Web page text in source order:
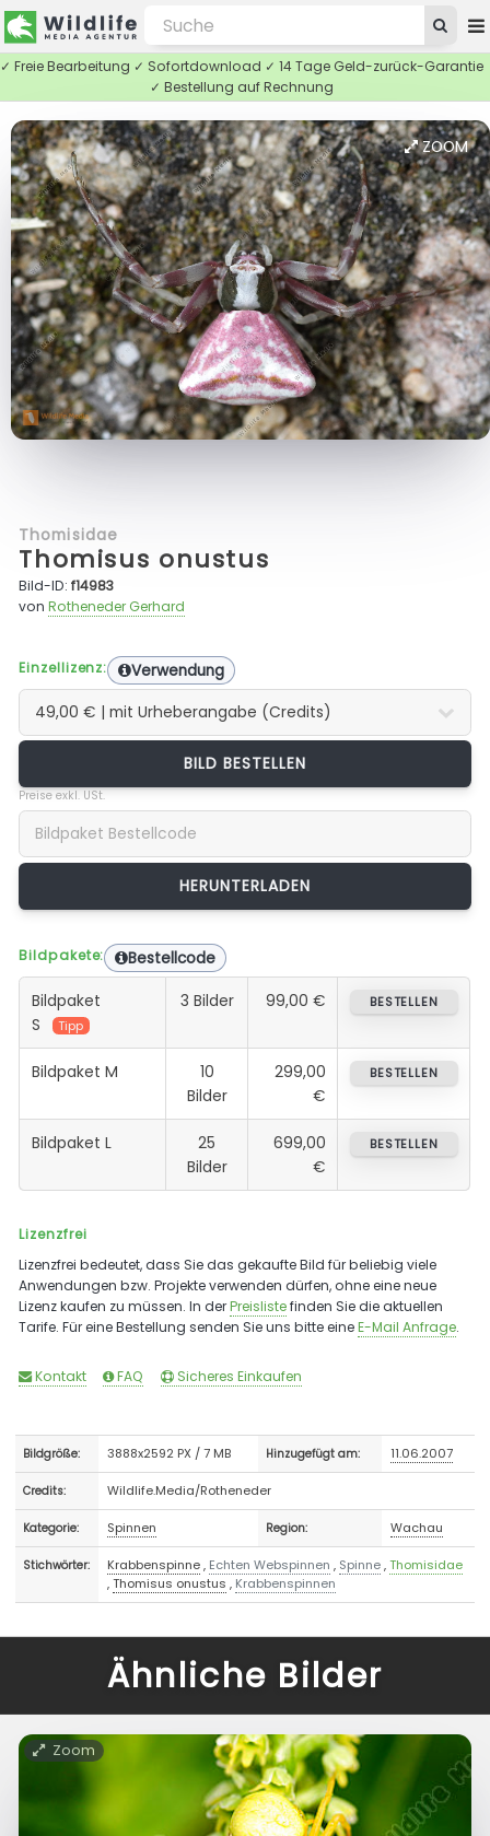
✓ Freie Bearbeitung ✓ Sofortdownload ✓ 14 Tage Geld-zurück-Garantie
✓ Bestellung auf Rechnung
ZOOM
Thomisidae
Thomisus onustus
Bild-ID:f14983
vonRotheneder Gerhard
Einzellizenz: Verwendung
BILD BESTELLEN
Preise exkl. USt.
Bildpakete: Bestellcode
Bildpaket
S
Tipp
3 Bilder 99,00 € BESTELLEN
Bildpaket M
10
Bilder
299,00
€
BESTELLEN
Bildpaket L
25
Bilder
699,00
€
BESTELLEN
Lizenzfrei
Lizenzfrei bedeutet, dass Sie das gekaufte Bild für beliebig viele
Anwendungen bzw. Projekte verwenden dürfen, ohne eine neue
Lizenz kaufen zu müssen. In derPreislistefinden Sie die aktuellen
Tarife. Für eine Bestellung senden Sie uns bitte eineE-Mail Anfrage.
Kontakt FAQ Sicheres Einkaufen
Bildgröße: 3888x2592 PX / 7 MB Hinzugefügt am: 11.06.2007
Credits: Wildlife.Media/Rotheneder
Kategorie: Spinnen Region: Wachau
Stichwörter: Krabbenspinne, Echten Webspinnen , Spinne,Thomisidae
,Thomisus onustus , Krabbenspinnen
Ähnliche Bilder
Zoom